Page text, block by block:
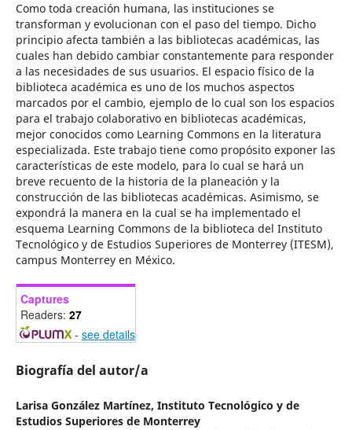
Como toda creación humana, las instituciones se
transforman y evolucionan con el paso del tiempo. Dicho
principio afecta también a las bibliotecas académicas, las
cuales han debido cambiar constantemente para responder
a las necesidades de sus usuarios. El espacio físico de la
biblioteca académica es uno de los muchos aspectos
marcados por el cambio, ejemplo de lo cual son los espacios
para el trabajo colaborativo en bibliotecas académicas,
mejor conocidos como Learning Commons en la literatura
especializada. Este trabajo tiene como propósito exponer las
características de este modelo, para lo cual se hará un
breve recuento de la historia de la planeación y la
construcción de las bibliotecas académicas. Asimismo, se
expondrá la manera en la cual se ha implementado el
esquema Learning Commons de la biblioteca del Instituto
Tecnológico y de Estudios Superiores de Monterrey (ITESM),
campus Monterrey en México.
Captures
Readers: 27
- see details
Biografía del autor/a
Larisa González Martínez, Instituto Tecnológico y de
Estudios Superiores de Monterrey